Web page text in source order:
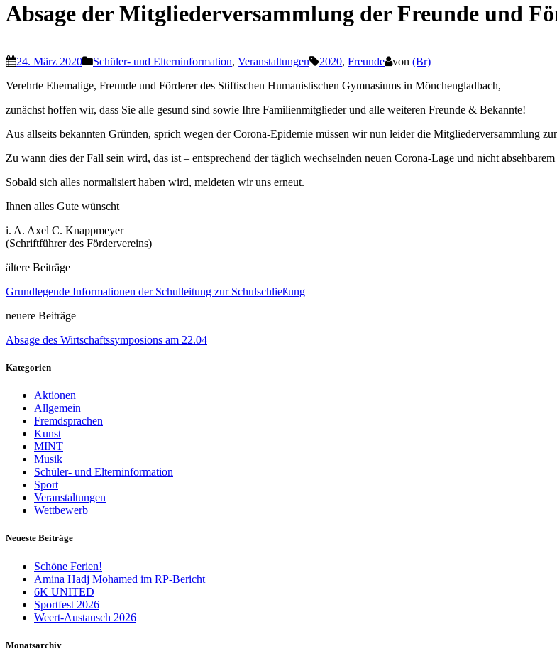
Absage der Mitgliederversammlung der Freunde und
24. März 2020 Schüler- und Elterninformation, Veranstaltungen 2020, Freunde von (Br)
Verehrte Ehemalige, Freunde und Förderer des Stiftischen Humanistischen Gymnasiums in Mönchengladbach,
zunächst hoffen wir, dass Sie alle gesund sind sowie Ihre Familienmitglieder und alle weiteren Freunde & Bekannte!
Aus allseits bekannten Gründen, sprich wegen der Corona-Epidemie müssen wir nun leider die Mitgliederversammlung
Zu wann dies der Fall sein wird, das ist – entsprechend der täglich wechselnden neuen Corona-Lage und nicht
Sobald sich alles normalisiert haben wird, meldeten wir uns erneut.
Ihnen alles Gute wünscht
i. A. Axel C. Knappmeyer
(Schriftführer des Fördervereins)
ältere Beiträge
Grundlegende Informationen der Schulleitung zur Schulschließung
neuere Beiträge
Absage des Wirtschaftssymposions am 22.04
Kategorien
Aktionen
Allgemein
Fremdsprachen
Kunst
MINT
Musik
Schüler- und Elterninformation
Sport
Veranstaltungen
Wettbewerb
Neueste Beiträge
Schöne Ferien!
Amina Hadj Mohamed im RP-Bericht
6K UNITED
Sportfest 2026
Weert-Austausch 2026
Monatsarchiv